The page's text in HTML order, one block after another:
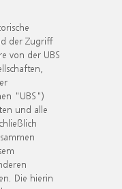
der Zugriff
von der UBS
"UBS")
und alle
Die hierin